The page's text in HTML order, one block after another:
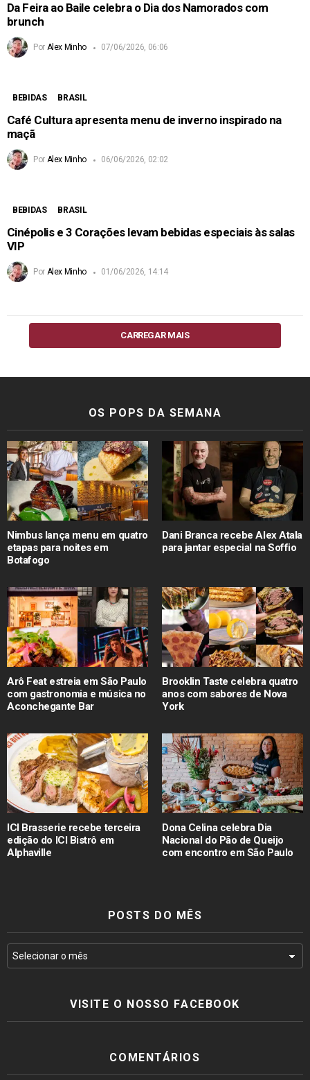
Da Feira ao Baile celebra o Dia dos Namorados com
brunch
Por Alex Minho 07/06/2026, 06:06
BEBIDAS BRASIL
Café Cultura apresenta menu de inverno inspirado na
maçã
Por Alex Minho 06/06/2026, 02:02
BEBIDAS BRASIL
Cinépolis e 3 Corações levam bebidas especiais às salas
VIP
Por Alex Minho 01/06/2026, 14:14
CARREGAR MAIS
OS POPS DA SEMANA
Nimbus lança menu em quatro
etapas para noites em
Botafogo
Dani Branca recebe Alex Atala
para jantar especial na Soffio
Arô Feat estreia em São Paulo
com gastronomia e música no
Aconchegante Bar
Brooklin Taste celebra quatro
anos com sabores de Nova
York
ICI Brasserie recebe terceira
edição do ICI Bistrô em
Alphaville
Dona Celina celebra Dia
Nacional do Pão de Queijo
com encontro em São Paulo
POSTS DO MÊS
VISITE O NOSSO FACEBOOK
COMENTÁRIOS